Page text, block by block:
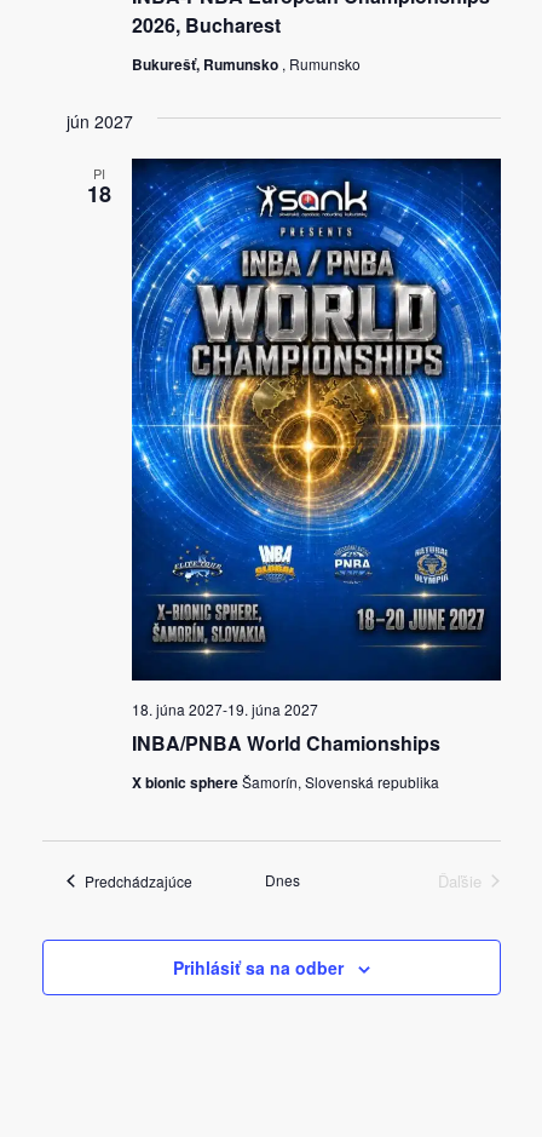
2026, Bucharest
Bukurešť, Rumunsko , Rumunsko
jún 2027
PI
18
INBA/PNBA World Chamionships
18. júna 2027-19. júna 2027
X bionic sphereŠamorín, Slovenská republika
PredchádzajúceUdalosti Dnes
Ďaľšie
Prihlásiť sa na odber